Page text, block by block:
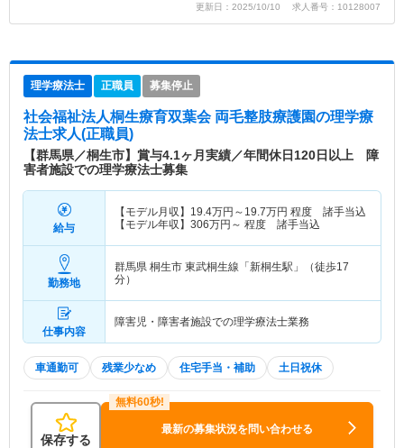
更新日：2025/10/10 求人番号：10128007
理学療法士 正職員 募集停止
社会福祉法人桐生療育双葉会 両毛整肢療護園の理学療
法士求人(正職員)
【群馬県／桐生市】賞与4.1ヶ月実績／年間休日120日以上 障
害者施設での理学療法士募集
給与
【モデル月収】 19.4万円～ 19.7万円 程度 諸手当込
【モデル年収】 306万円～ 程度 諸手当込
勤務地
群馬県 桐生市 東武桐生線「新桐生駅」（徒歩17
分）
仕事内容
障害児・障害者施設での理学療法士業務
車通勤可 残業少なめ 住宅手当・補助 土日祝休
保存する
最新の募集状況を問い合わせる